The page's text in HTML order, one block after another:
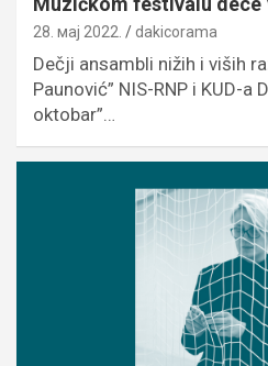
28. мај 2022. dakicorama
Dečji ansambli nižih i viših
Paunović” NIS-RNP i KUD-a
oktobar”…